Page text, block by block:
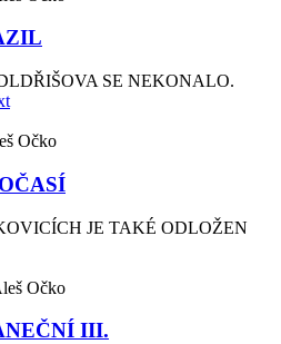
SE NEKONALO.
Očko
JE TAKÉ ODLOŽEN
Očko
III.